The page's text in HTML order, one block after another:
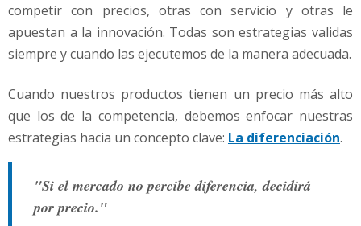
r
o
u
e
l
d
a
C
competir con precios, otras con servicio y otras le
apuestan a la innovación. Todas son estrategias validas
siempre y cuando las ejecutemos de la manera adecuada.
Cuando nuestros productos tienen un precio más alto
que los de la competencia, debemos enfocar nuestras
estrategias hacia un concepto clave: La diferenciación.
"Si el mercado no percibe diferencia, decidirá
por precio."